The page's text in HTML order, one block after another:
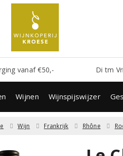
vanaf €50,- Di tm
Wijnen Wijnspijswijzer
Wijn Frankrijk Rhône